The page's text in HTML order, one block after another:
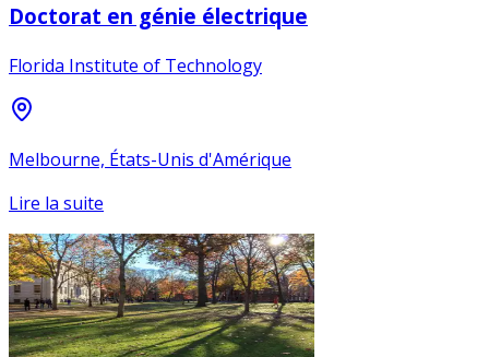
Doctorat en génie électrique
Florida Institute of Technology
Melbourne, États-Unis d'Amérique
Lire la suite